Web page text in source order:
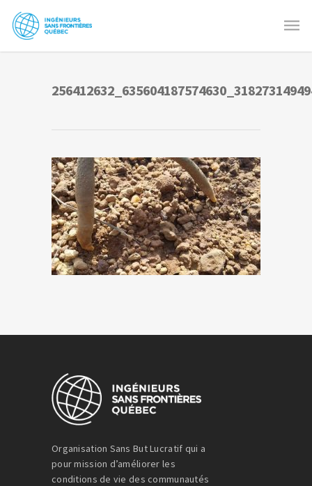
Organisation Sans But Lucratif qui a
pour mission d’améliorer les
conditions de vie des communautés